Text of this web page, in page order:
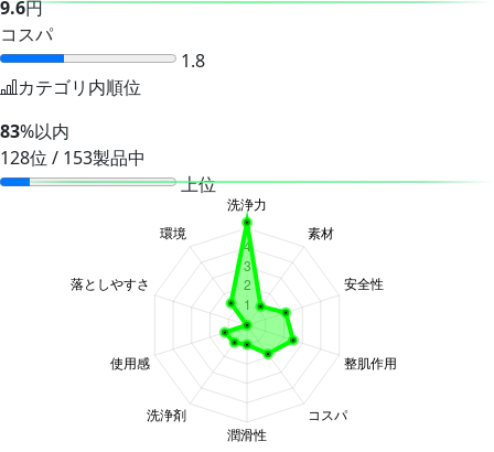
9.6円
コスパ
1.8
カテゴリ内順位
83%以内
128位 / 153製品中
上位